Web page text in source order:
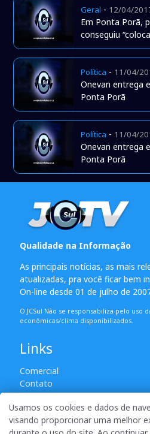
Geral - 12/04/
Em Ponta Porã,
conseguiu
Política - 11/04/
Onevan entrega
Ponta Porã
Política - 11/04/
Onevan entrega
Ponta Porã
Qualidade na Informação
As principais notícias, as mais
atualizadas, pra você ficar bem
On-line desde 01 de julho de
O JCSul Não se responsabiliza pelo uso
econômicas/clima disponibilizados.
Links
Comercial
Contato
© 2007 - 2026 Todos os direitos
Usamos os cookies e dados de
visando proporcionar uma melhor